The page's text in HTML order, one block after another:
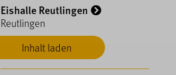
Inhalt laden
Eishalle Reutlingen
Reutlingen